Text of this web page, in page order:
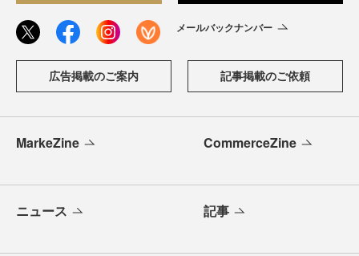
メールバックナンバー
広告掲載のご案内 記事掲載のご依頼
MarkeZine CommerceZine
ニュース 記事